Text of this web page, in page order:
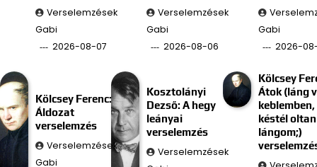
Verselemzések
Gabi
2026-08-07
Verselemzések
Gabi
2026-08-06
Gabi
2026-
Kölcsey Ferenc:
Áldozat
verselemzés
Verselemzések
Gabi
Kosztolányi
Dezső: A hegy
leányai
verselemzés
Verselemzések
Kölcsey
Átok (láng
keblemben,
késtél
lángom;)